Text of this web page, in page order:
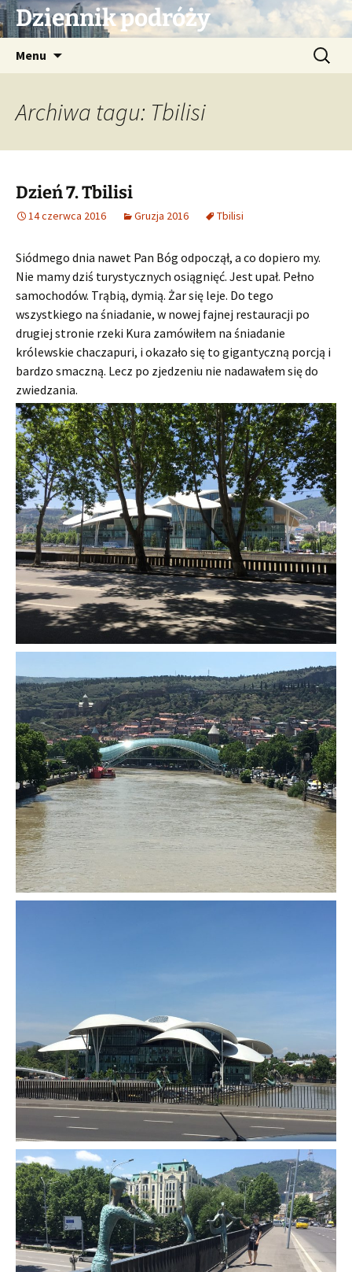
Przejdź
do Dziennik podróży
Menu Szukaj:
Archiwa tagu: Tbilisi
Dzień 7. Tbilisi
14 czerwca 2016 Gruzja 2016 Tbilisi
Siódmego dnia nawet Pan Bóg odpoczął, a co dopiero my.
Nie mamy dziś turystycznych osiągnięć. Jest upał. Pełno
samochodów. Trąbią, dymią. Żar się leje. Do tego
wszystkiego na śniadanie, w nowej fajnej restauracji po
drugiej stronie rzeki Kura zamówiłem na śniadanie
królewskie chaczapuri, i okazało się to gigantyczną porcją i
bardzo smaczną. Lecz po zjedzeniu nie nadawałem się do
zwiedzania.